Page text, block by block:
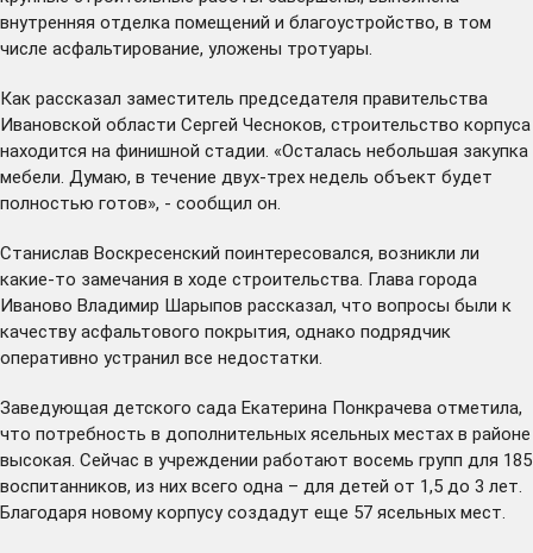
внутренняя отделка помещений и благоустройство, в том
числе асфальтирование, уложены тротуары.
Как рассказал заместитель председателя правительства
Ивановской области Сергей Чесноков, строительство корпуса
находится на финишной стадии. «Осталась небольшая закупка
мебели. Думаю, в течение двух-трех недель объект будет
полностью готов», - сообщил он.
Станислав Воскресенский поинтересовался, возникли ли
какие-то замечания в ходе строительства. Глава города
Иваново Владимир Шарыпов рассказал, что вопросы были к
качеству асфальтового покрытия, однако подрядчик
оперативно устранил все недостатки.
Заведующая детского сада Екатерина Понкрачева отметила,
что потребность в дополнительных ясельных местах в районе
высокая. Сейчас в учреждении работают восемь групп для 185
воспитанников, из них всего одна – для детей от 1,5 до 3 лет.
Благодаря новому корпусу создадут еще 57 ясельных мест.